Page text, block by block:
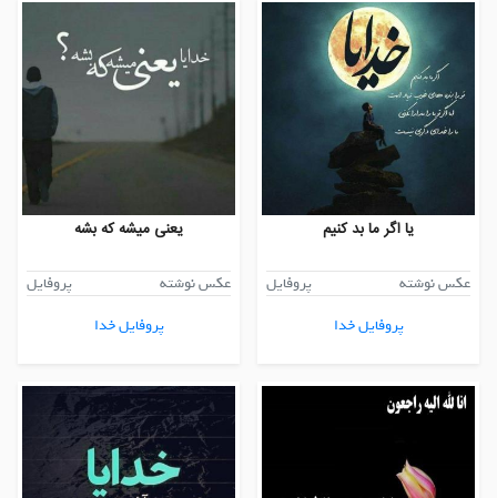
یا اگر ما بد کنیم
عکس نوشته
پروفایل
پروفایل خدا
یعنی میشه که بشه
عکس نوشته
پروفایل
پروفایل خدا